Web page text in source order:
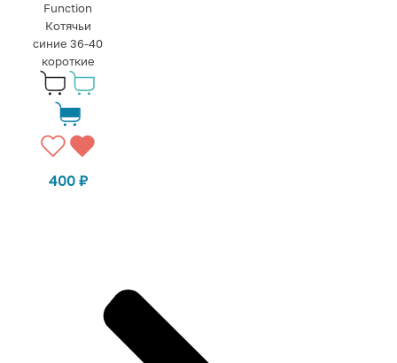
Function
Котячьи
синие 36-40
короткие
400 ₽